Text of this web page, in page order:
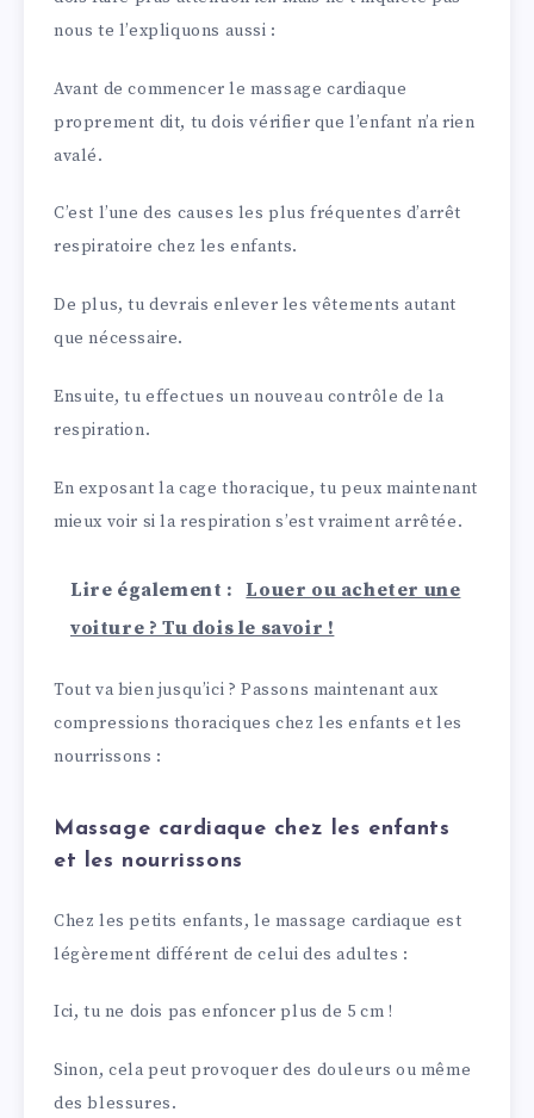
nous te l’expliquons aussi :
Avant de commencer le massage cardiaque
proprement dit, tu dois vérifier que l’enfant n’a rien
avalé.
C’est l’une des causes les plus fréquentes d’arrêt
respiratoire chez les enfants.
De plus, tu devrais enlever les vêtements autant
que nécessaire.
Ensuite, tu effectues un nouveau contrôle de la
respiration.
En exposant la cage thoracique, tu peux maintenant
mieux voir si la respiration s’est vraiment arrêtée.
Lire également :
Louer ou acheter une
voiture ? Tu dois le savoir !
Tout va bien jusqu’ici ? Passons maintenant aux
compressions thoraciques chez les enfants et les
nourrissons :
Massage cardiaque chez les enfants
et les nourrissons
Chez les petits enfants, le massage cardiaque est
légèrement différent de celui des adultes :
Ici, tu ne dois pas enfoncer plus de 5 cm !
Sinon, cela peut provoquer des douleurs ou même
des blessures.